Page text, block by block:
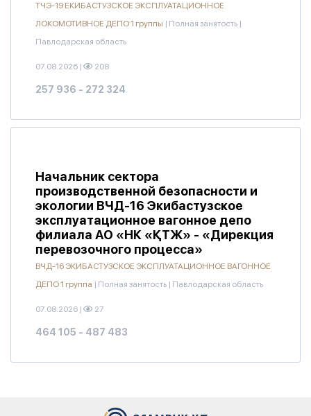
ТЧЭ-19 ЕКИБАСТУЗСКОЕ ЭКСПЛУАТАЦИОННОЕ
ЛОКОМОТИВНОЕ ДЕПО 1 группы | Полная занятость |
Павлодарская область
07.08.2026 | 208
257 936 - 272 324
Начальник сектора
производственной безопасности и
экологии ВЧД-16 Экибастузское
эксплуатационное вагонное депо
филиала АО «НК «ҚТЖ» - «Дирекция
перевозочного процесса»
ВЧД-16 ЭКИБАСТУЗСКОЕ ЭКСПЛУАТАЦИОННОЕ ВАГОННОЕ
ДЕПО 1 группа | Полная занятость | Павлодарская область
07.08.2026 | 27
464 105 - 487 483